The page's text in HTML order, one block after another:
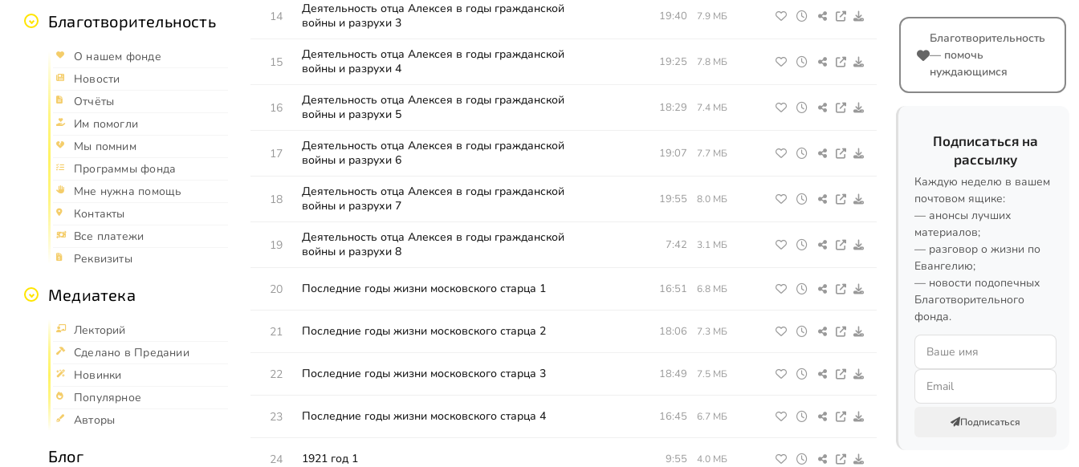
Благотворительность
О нашем фонде
Новости
Отчёты
Им помогли
Мы помним
Программы фонда
Мне нужна помощь
Контакты
Все платежи
Реквизиты
Медиатека
Лекторий
Сделано в Предании
Новинки
Популярное
Авторы
Блог
14
Деятельность отца Алексея в годы гражданской
войны и разрухи 3
19:40 7.9 МБ
15
Деятельность отца Алексея в годы гражданской
войны и разрухи 4
19:25 7.8 МБ
16
Деятельность отца Алексея в годы гражданской
войны и разрухи 5
18:29 7.4 МБ
17
Деятельность отца Алексея в годы гражданской
войны и разрухи 6
19:07 7.7 МБ
18
Деятельность отца Алексея в годы гражданской
войны и разрухи 7
19:55 8.0 МБ
19
Деятельность отца Алексея в годы гражданской
войны и разрухи 8
7:42 3.1 МБ
20 Последние годы жизни московского старца 1 16:51 6.8 МБ
21 Последние годы жизни московского старца 2 18:06 7.3 МБ
22 Последние годы жизни московского старца 3 18:49 7.5 МБ
23 Последние годы жизни московского старца 4 16:45 6.7 МБ
24 1921 год 1 9:55 4.0 МБ
Благотворительность
— помочь
нуждающимся
Подписаться на
рассылку
Каждую неделю в вашем
почтовом ящике:
— анонсы лучших
материалов;
— разговор о жизни по
Евангелию;
— новости подопечных
Благотворительного
фонда.
Подписаться